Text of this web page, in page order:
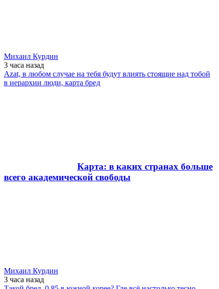
Михаил Курдин
3 часа назад
Azat, в любом случае на тебя будут влиять стоящие над тобой
в иерархии люди, карта бред
Карта: в каких странах больше
всего академической свободы
Михаил Курдин
3 часа назад